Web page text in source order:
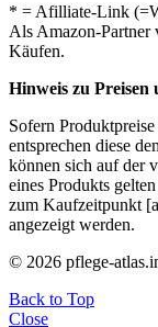
* = Afilliate-Link
Als Amazon-Partner
Käufen.
Hinweis zu
Sofern
entsprechen diese
können sich auf der
eines Produkts
zum Kaufzeitpunkt
angezeigt werden.
© 2026 pflege-
Back to Top
Close